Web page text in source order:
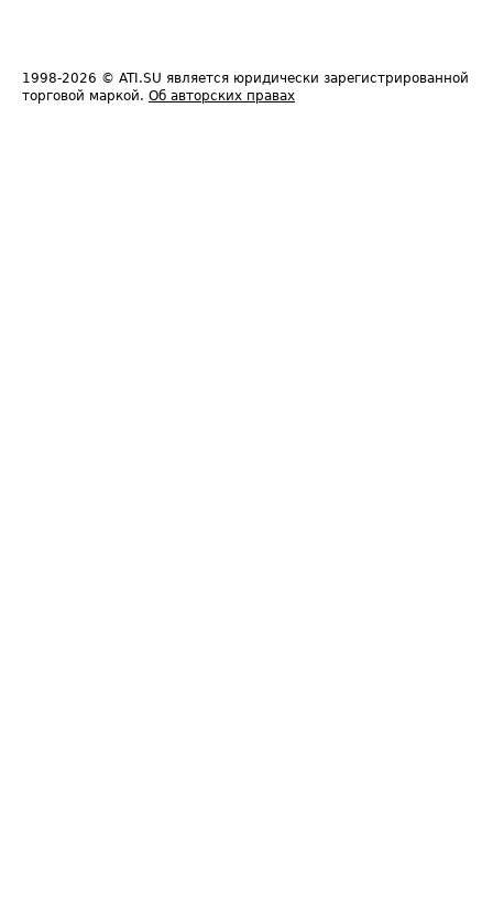
1998-2026 © ATI.SU является юридически зарегистрированной
торговой маркой. Об авторских правах